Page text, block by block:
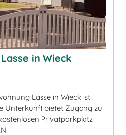
in Wieck
Lasse in Wieck ist
Unterkunft bietet Zugang zu
Privatparkplatz